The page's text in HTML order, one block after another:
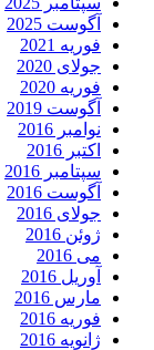
آگوست 2025
فوریه 2021
جولای 2020
فوریه 2020
آگوست 2019
نوامبر 2016
اکتبر 2016
سپتامبر 2016
آگوست 2016
جولای 2016
ژوئن 2016
می 2016
آوریل 2016
مارس 2016
فوریه 2016
ژانویه 2016